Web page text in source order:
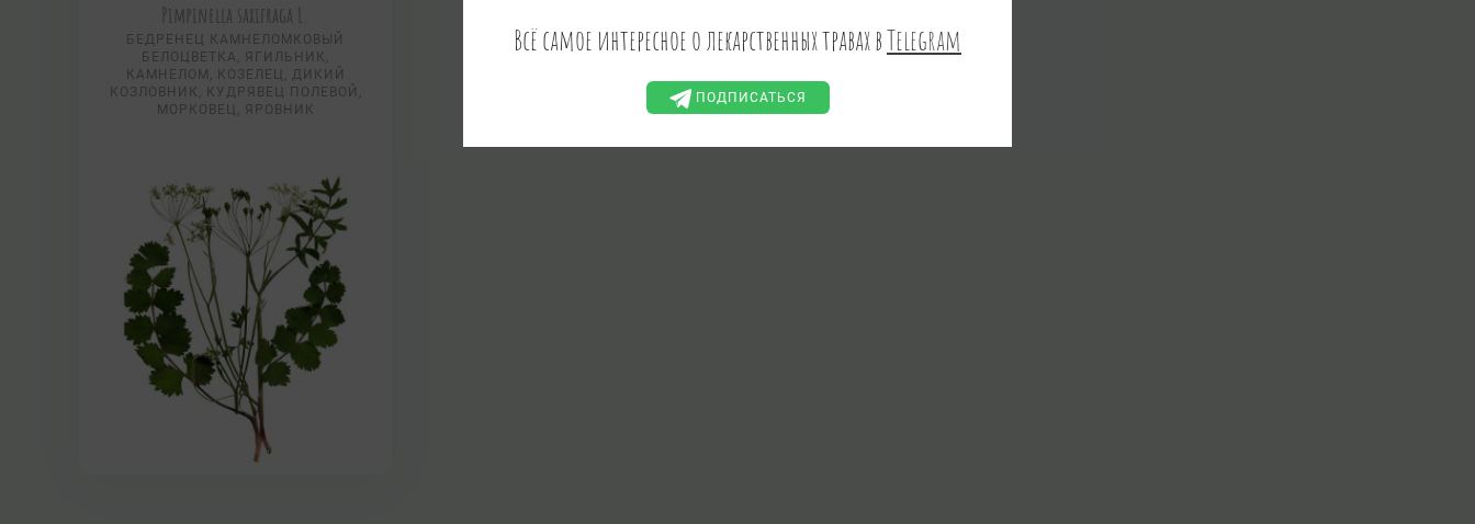
Pimpinella saxifraga L.
БЕДРЕНЕЦ КАМНЕЛОМКОВЫЙ
БЕЛОЦВЕТКА, ЯГИЛЬНИК,
КАМНЕЛОМ, КОЗЕЛЕЦ, ДИКИЙ
КОЗЛОВНИК, КУДРЯВЕЦ ПОЛЕВОЙ,
МОРКОВЕЦ, ЯРОВНИК
Всё самое интересное о лекарственных травах вTelegram
ПОДПИСАТЬСЯ